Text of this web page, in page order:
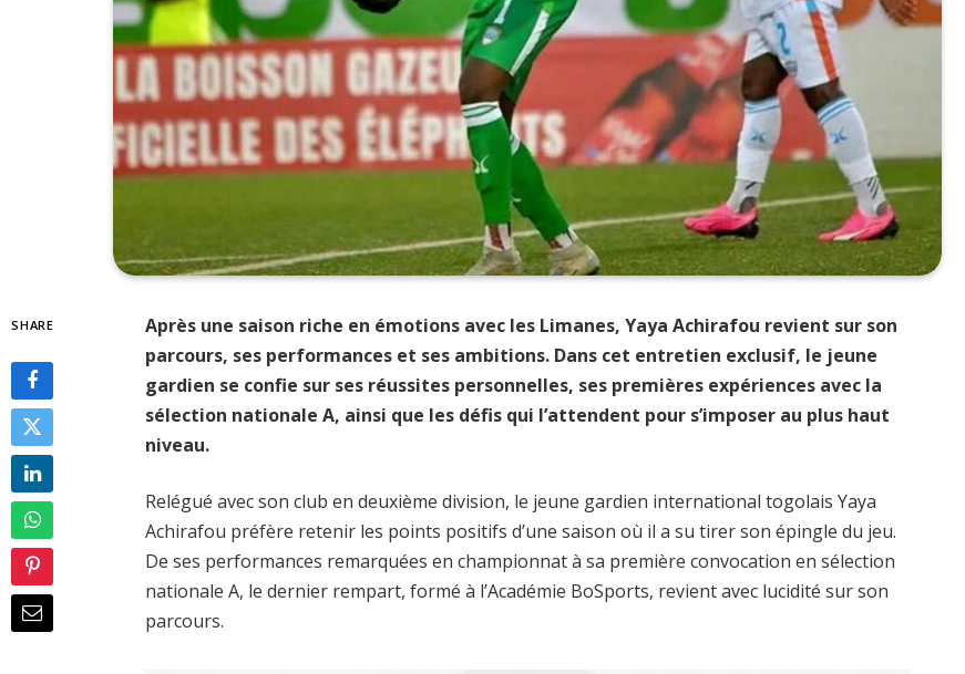
SHARE
Après une saison riche en émotions avec les Limanes, Yaya Achirafou revient sur son
parcours, ses performances et ses ambitions. Dans cet entretien exclusif, le jeune
gardien se confie sur ses réussites personnelles, ses premières expériences avec la
sélection nationale A, ainsi que les défis qui l’attendent pour s’imposer au plus haut
niveau.
Relégué avec son club en deuxième division, le jeune gardien international togolais Yaya
Achirafou préfère retenir les points positifs d’une saison où il a su tirer son épingle du jeu.
De ses performances remarquées en championnat à sa première convocation en sélection
nationale A, le dernier rempart, formé à l’Académie BoSports, revient avec lucidité sur son
parcours.